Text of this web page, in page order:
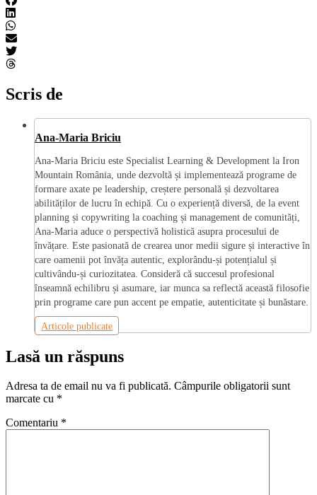
Scris de
Ana-Maria Briciu
Ana-Maria Briciu este Specialist Learning & Development la Iron
Mountain România, unde dezvoltă și implementează programe de
formare axate pe leadership, creștere personală și dezvoltarea
abilităților de lucru în echipă. Cu o experiență diversă, de la event
planning și copywriting la coaching și management de comunități,
Ana-Maria aduce o perspectivă holistică asupra procesului de
învățare. Este pasionată de crearea unor medii sigure și interactive în
care oamenii pot învăța autentic, explorându-și potențialul și
cultivându-și curiozitatea. Consideră că succesul profesional
înseamnă echilibru și asumare, iar munca sa reflectă această filosofie
prin programe care pun accent pe empatie, autenticitate și bunăstare.
Articole publicate
Lasă un răspuns
Adresa ta de email nu va fi publicată. Câmpurile obligatorii sunt
marcate cu *
Comentariu *